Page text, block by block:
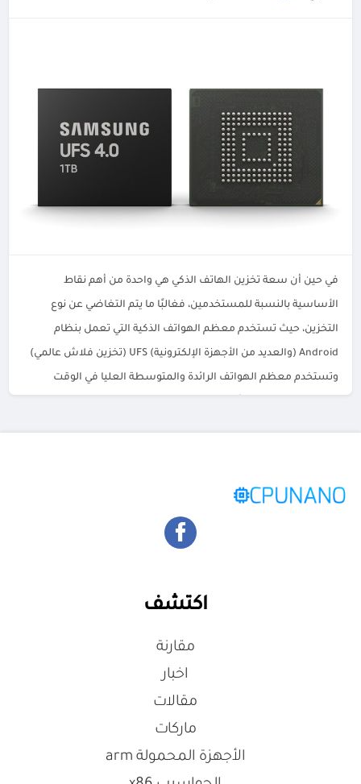
في حين أن سعة تخزين الهاتف الذكي هي واحدة من أهم نقاط
الأساسية بالنسبة للمستخدمين، فغالبًا ما يتم التغاضي عن نوع
التخزين، حيث تستخدم معظم الهواتف الذكية التي تعمل بنظام
Android (والعديد من الأجهزة الإلكترونية) UFS (تخزين فلاش عالمي)
وتستخدم معظم الهواتف الرائدة والمتوسطة العليا في الوقت
اكتشف
مقارنة
اخبار
مقالات
ماركات
الأجهزة المحمولة arm